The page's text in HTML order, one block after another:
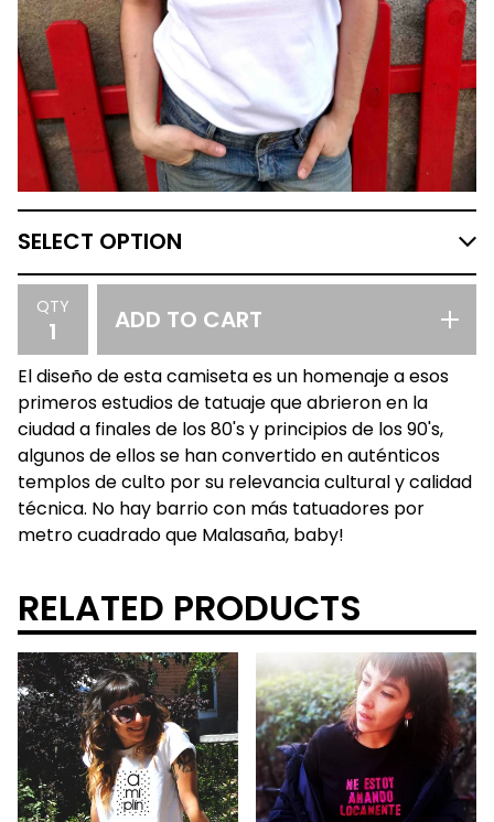
QTY ADD TO CART
El diseño de esta camiseta es un homenaje a esos
primeros estudios de tatuaje que abrieron en la
ciudad a finales de los 80's y principios de los 90's,
algunos de ellos se han convertido en auténticos
templos de culto por su relevancia cultural y calidad
técnica. No hay barrio con más tatuadores por
metro cuadrado que Malasaña, baby!
RELATED PRODUCTS